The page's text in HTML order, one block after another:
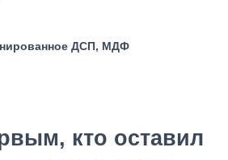
ДСП, МДФ
кто оставил